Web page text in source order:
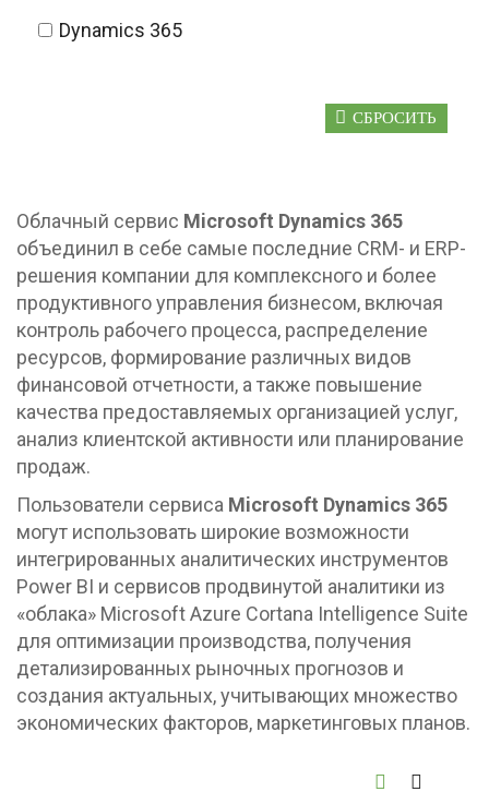
Dynamics 365
СБРОСИТЬ
Облачный сервис Microsoft Dynamics 365
объединил в себе самые последние CRM- и ERP-
решения компании для комплексного и более
продуктивного управления бизнесом, включая
контроль рабочего процесса, распределение
ресурсов, формирование различных видов
финансовой отчетности, а также повышение
качества предоставляемых организацией услуг,
анализ клиентской активности или планирование
продаж.
Пользователи сервиса Microsoft Dynamics 365
могут использовать широкие возможности
интегрированных аналитических инструментов
Power BI и сервисов продвинутой аналитики из
«облака» Microsoft Azure Cortana Intelligence Suite
для оптимизации производства, получения
детализированных рыночных прогнозов и
создания актуальных, учитывающих множество
экономических факторов, маркетинговых планов.